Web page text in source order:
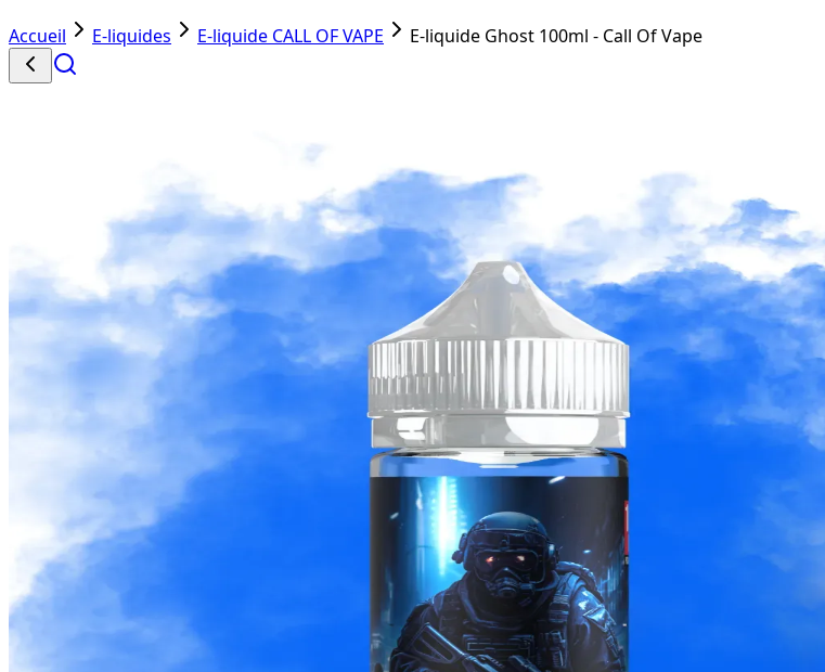
Accueil E-liquides E-liquide CALL OF VAPE E-liquide Ghost 100ml - Call Of Vape